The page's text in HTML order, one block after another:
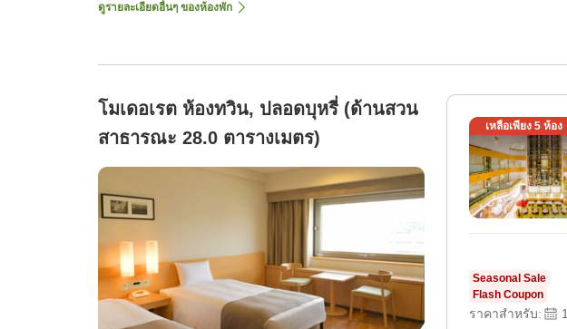
ดูรายละเอียดอื่นๆ ของห้องพัก
โมเดอเรต ห้องทวิน, ปลอดบุหรี่ (ด้านสวน
สาธารณะ 28.0 ตารางเมตร)
เหลือเพียง 5ห้อง
Seasonal Sale
Flash Coupon
ราคาสำหรับ: 1